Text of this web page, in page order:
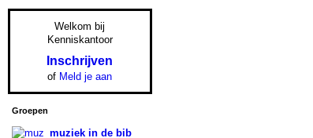
Welkom bij
Kenniskantoor
Inschrijven
of Meld je aan
Groepen
muziek in de bib